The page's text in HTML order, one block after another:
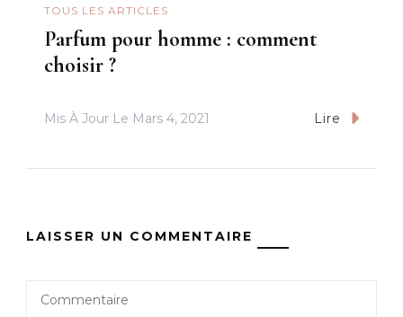
TOUS LES ARTICLES
Parfum pour homme : comment
choisir ?
Mis À Jour Le Mars 4, 2021 Lire
LAISSER UN COMMENTAIRE